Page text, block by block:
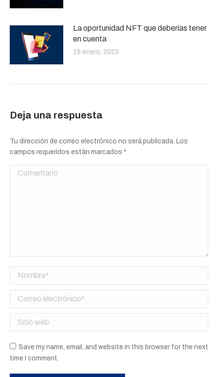
La oportunidad NFT que deberías tener
en cuenta
18 enero, 2023
Deja una respuesta
Tu dirección de correo electrónico no será publicada. Los
campos requeridos están marcados *
Comentario
Nombre *
Correo electrónico *
Sitio web
Save my name, email, and website in this browser for the next
time I comment.